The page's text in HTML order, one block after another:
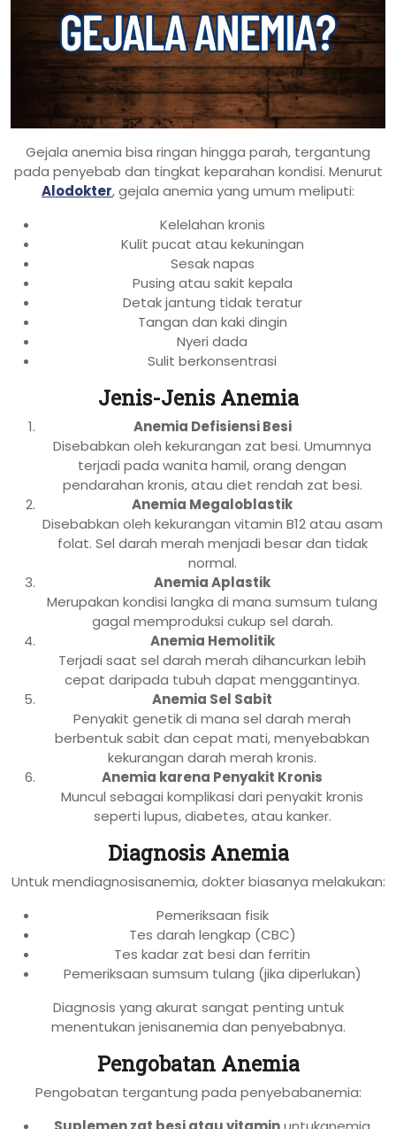
Gejala anemia bisa ringan hingga parah, tergantung
pada penyebab dan tingkat keparahan kondisi. Menurut
Alodokter, gejala anemia yang umum meliputi:
Kelelahan kronis
Kulit pucat atau kekuningan
Sesak napas
Pusing atau sakit kepala
Detak jantung tidak teratur
Tangan dan kaki dingin
Nyeri dada
Sulit berkonsentrasi
Jenis-Jenis Anemia
Anemia Defisiensi Besi
Disebabkan oleh kekurangan zat besi. Umumnya
terjadi pada wanita hamil, orang dengan
pendarahan kronis, atau diet rendah zat besi.
Anemia Megaloblastik
Disebabkan oleh kekurangan vitamin B12 atau asam
folat. Sel darah merah menjadi besar dan tidak
normal.
Anemia Aplastik
Merupakan kondisi langka di mana sumsum tulang
gagal memproduksi cukup sel darah.
Anemia Hemolitik
Terjadi saat sel darah merah dihancurkan lebih
cepat daripada tubuh dapat menggantinya.
Anemia Sel Sabit
Penyakit genetik di mana sel darah merah
berbentuk sabit dan cepat mati, menyebabkan
kekurangan darah merah kronis.
Anemia karena Penyakit Kronis
Muncul sebagai komplikasi dari penyakit kronis
seperti lupus, diabetes, atau kanker.
Diagnosis Anemia
Untuk mendiagnosisanemia, dokter biasanya melakukan:
Pemeriksaan fisik
Tes darah lengkap (CBC)
Tes kadar zat besi dan ferritin
Pemeriksaan sumsum tulang (jika diperlukan)
Diagnosis yang akurat sangat penting untuk
menentukan jenisanemia dan penyebabnya.
Pengobatan Anemia
Pengobatan tergantung pada penyebabanemia: